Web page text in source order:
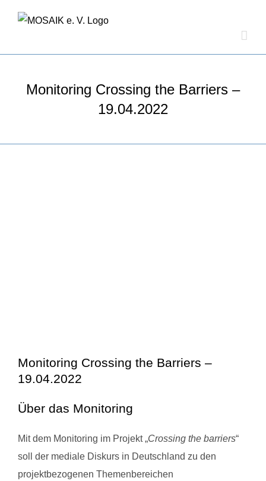
Monitoring Crossing the Barriers –
19.04.2022
Monitoring Crossing the Barriers –
19.04.2022
Über das Monitoring
Mit dem Monitoring im Projekt „Crossing the barriers“
soll der mediale Diskurs in Deutschland zu den
projektbezogenen Themenbereichen